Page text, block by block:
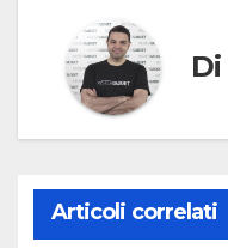
Di
Articoli correlati